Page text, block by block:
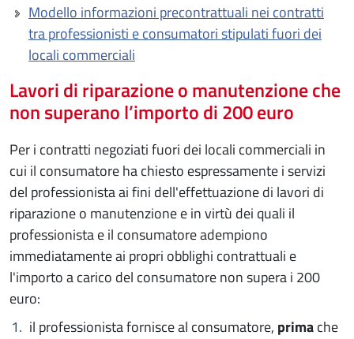
Modello informazioni precontrattuali nei contratti
tra professionisti e consumatori stipulati fuori dei
locali commerciali
Lavori di riparazione o manutenzione che
non superano l’importo di 200 euro
Per i contratti negoziati fuori dei locali commerciali in
cui il consumatore ha chiesto espressamente i servizi
del professionista ai fini dell'effettuazione di lavori di
riparazione o manutenzione e in virtù dei quali il
professionista e il consumatore adempiono
immediatamente ai propri obblighi contrattuali e
l'importo a carico del consumatore non supera i 200
euro:
il professionista fornisce al consumatore, primache